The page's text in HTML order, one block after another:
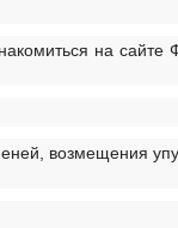
на сайте
возмещения